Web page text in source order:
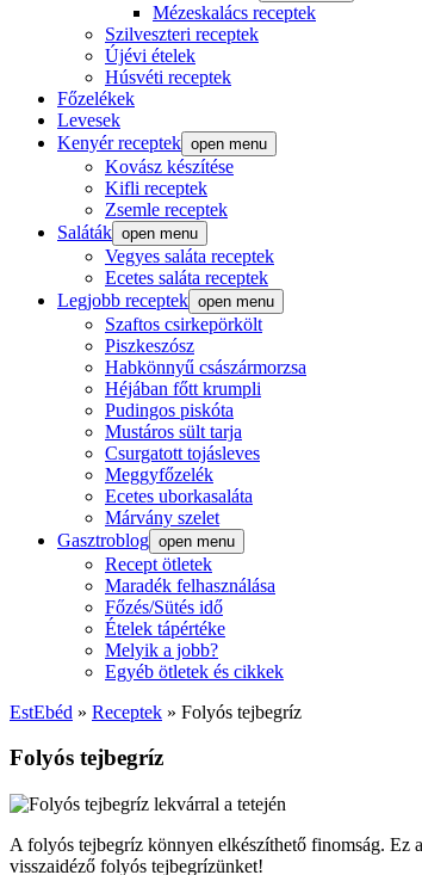
Mézeskalács receptek
Szilveszteri receptek
Újévi ételek
Húsvéti receptek
Főzelékek
Levesek
Kenyér receptek open menu
Kovász készítése
Kifli receptek
Zsemle receptek
Saláták open menu
Vegyes saláta receptek
Ecetes saláta receptek
Legjobb receptek open menu
Szaftos csirkepörkölt
Piszkeszósz
Habkönnyű császármorzsa
Héjában főtt krumpli
Pudingos piskóta
Mustáros sült tarja
Csurgatott tojásleves
Meggyfőzelék
Ecetes uborkasaláta
Márvány szelet
Gasztroblog open menu
Recept ötletek
Maradék felhasználása
Főzés/Sütés idő
Ételek tápértéke
Melyik a jobb?
Egyéb ötletek és cikkek
EstEbéd » Receptek » Folyós tejbegríz
Folyós tejbegríz
A folyós tejbegríz könnyen elkészíthető finomság. Ez
visszaidéző folyós tejbegrízünket!